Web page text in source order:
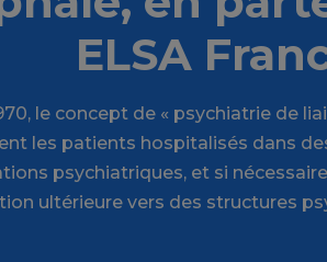
ELSA
le concept de « psychiatrie de
les patients hospitalisés dans
psychiatriques, et si
ultérieure vers des structures